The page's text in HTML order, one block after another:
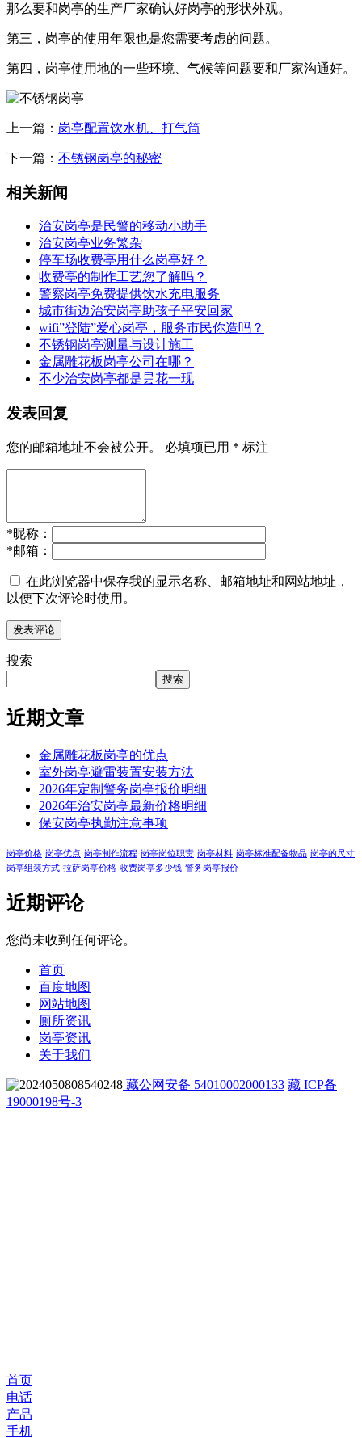
那么要和岗亭的生产厂家确认好岗亭的形状外观。
第三，岗亭的使用年限也是您需要考虑的问题。
第四，岗亭使用地的一些环境、气候等问题要和厂家沟通好。
上一篇： 岗亭配置饮水机、打气筒
下一篇： 不锈钢岗亭的秘密
相关新闻
治安岗亭是民警的移动小助手
治安岗亭业务繁杂
停车场收费亭用什么岗亭好？
收费亭的制作工艺您了解吗？
警察岗亭免费提供饮水充电服务
城市街边治安岗亭助孩子平安回家
wifi”登陆”爱心岗亭，服务市民你造吗？
不锈钢岗亭测量与设计施工
金属雕花板岗亭公司在哪？
不少治安岗亭都是昙花一现
发表回复
您的邮箱地址不会被公开。 必填项已用 * 标注
*昵称：
*邮箱：
在此浏览器中保存我的显示名称、邮箱地址和网站地址，
以便下次评论时使用。
搜索
搜索
近期文章
金属雕花板岗亭的优点
室外岗亭避雷装置安装方法
2026年定制警务岗亭报价明细
2026年治安岗亭最新价格明细
保安岗亭执勤注意事项
岗亭价格 岗亭优点 岗亭制作流程 岗亭岗位职责 岗亭材料 岗亭标准配备物品 岗亭的尺寸
岗亭组装方式 拉萨岗亭价格 收费岗亭多少钱 警务岗亭报价
近期评论
您尚未收到任何评论。
首页
百度地图
网站地图
厕所资讯
岗亭资讯
关于我们
藏公网安备 54010002000133 藏 ICP备
19000198号-3
首页
电话
产品
手机